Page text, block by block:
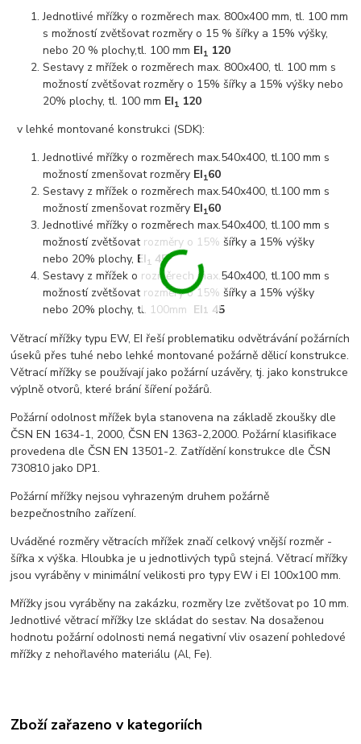
Jednotlivé mřížky o rozměrech max. 800x400 mm, tl. 100 mm
s možností zvětšovat rozměry o 15 % šířky a 15% výšky,
nebo 20 % plochy,tl. 100 mm EI1 120
Sestavy z mřížek o rozměrech max. 800x400, tl. 100 mm s
možností zvětšovat rozměry o 15% šířky a 15% výšky nebo
20% plochy, tl. 100 mm EI1 120
v lehké montované konstrukci (SDK):
Jednotlivé mřížky o rozměrech max.540x400, tl.100 mm s
možností zmenšovat rozměry EI160
Sestavy z mřížek o rozměrech max.540x400, tl.100 mm s
možností zmenšovat rozměry EI160
Jednotlivé mřížky o rozměrech max.540x400, tl.100 mm s
možností zvětšovat rozměry o 15% šířky a 15% výšky
nebo 20% plochy, EI1 45
Sestavy z mřížek o rozměrech max.540x400, tl.100 mm s
možností zvětšovat rozměry o 15% šířky a 15% výšky
nebo 20% plochy, tl. 100mm EI1 45
Větrací mřížky typu EW, EI řeší problematiku odvětrávání požárních
úseků přes tuhé nebo lehké montované požárně dělicí konstrukce.
Větrací mřížky se používají jako požární uzávěry, tj. jako konstrukce
výplně otvorů, které brání šíření požárů.
Požární odolnost mřížek byla stanovena na základě zkoušky dle
ČSN EN 1634-1, 2000, ČSN EN 1363-2,2000. Požární klasifikace
provedena dle ČSN EN 13501-2. Zatřídění konstrukce dle ČSN
730810 jako DP1.
Požární mřížky nejsou vyhrazeným druhem požárně
bezpečnostního zařízení.
Uváděné rozměry větracích mřížek značí celkový vnější rozměr -
šířka x výška. Hloubka je u jednotlivých typů stejná. Větrací mřížky
jsou vyráběny v minimální velikosti pro typy EW i EI 100x100 mm.
Mřížky jsou vyráběny na zakázku, rozměry lze zvětšovat po 10 mm.
Jednotlivé větrací mřížky lze skládat do sestav. Na dosaženou
hodnotu požární odolnosti nemá negativní vliv osazení pohledové
mřížky z nehořlavého materiálu (Al, Fe).
Zboží zařazeno v kategoriích